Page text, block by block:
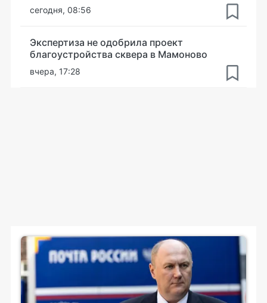
сегодня, 08:56
Экспертиза не одобрила проект
благоустройства сквера в Мамоново
вчера, 17:28